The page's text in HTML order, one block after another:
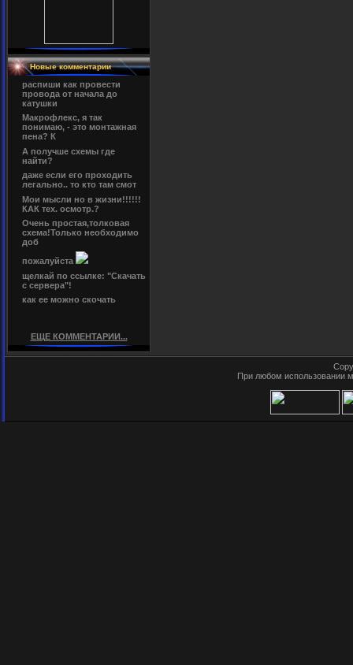
Новые комментарии
распиши как провести
провода от начала до
катушки
Макрофлекс, я так
понимаю, - это монтажная
пена? К
А получше схемы где
найти?
даже если его проходить
легально.. то кто там смот
Мои мысли но в жизни!!!!!!
КАК тех. осмотр.?
Очень простая,толковая
схема!Только необходимо
доб
пожалуйста
щелкай по ссылке: "Скачать
с сервера"!
как ее можно скочать
ЕЩЕ КОММЕНТАРИИ...
При любом использовании